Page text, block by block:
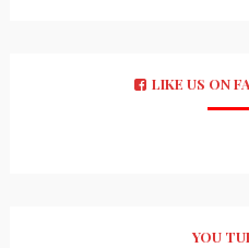
LIKE US ON
YOU